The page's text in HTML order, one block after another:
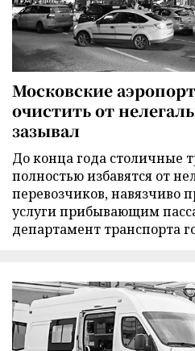
Московские
очистить от
зазывал
До конца года столичные
полностью избавятся от
перевозчиков, навязчиво
услуги прибывающим
департамент транспорта